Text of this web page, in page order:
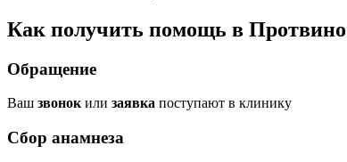
Как получить помощь в Протвино
Обращение
Ваш звонокили заявка поступают в клинику
Сбор анамнеза